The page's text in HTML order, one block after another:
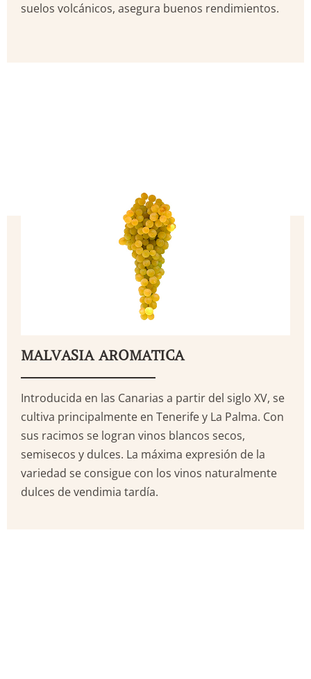
suelos volcánicos, asegura buenos rendimientos.
MALVASIA AROMATICA
Introducida en las Canarias a partir del siglo XV, se
cultiva principalmente en Tenerife y La Palma. Con
sus racimos se logran vinos blancos secos,
semisecos y dulces. La máxima expresión de la
variedad se consigue con los vinos naturalmente
dulces de vendimia tardía.